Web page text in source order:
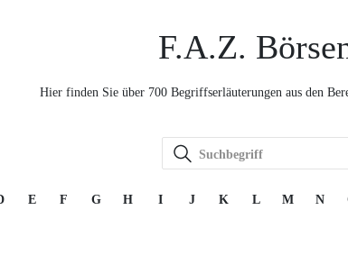
F.A.Z.
Hier finden Sie über 700 Begriffserläuterungen aus den
E F G H I J K L M N